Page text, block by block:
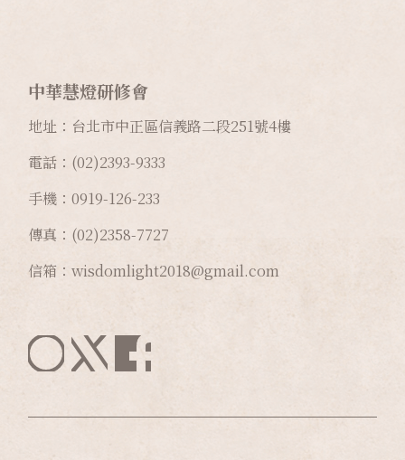
中華慧燈研修會
地址：台北市中正區信義路二段251號4樓
電話：(02)2393-9333
手機：0919-126-233
傳真：(02)2358-7727
信箱：wisdomlight2018@gmail.com